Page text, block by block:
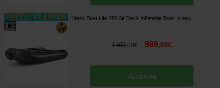
Nash Boat Life 280 Air Deck Inflatable Boat 219961]
1199,00€ 989,00€
Acquista